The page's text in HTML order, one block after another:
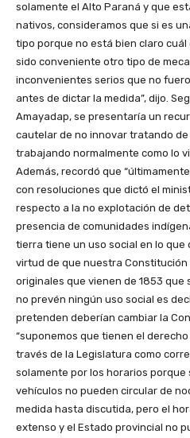
solamente el Alto Paraná y que
nativos, consideramos que si es
tipo porque no está bien claro
sido conveniente otro tipo de
inconvenientes serios que no
antes de dictar la medida”, dijo.
Amayadap, se presentaría un
cautelar de no innovar tratando
trabajando normalmente como lo
Además, recordó que
con resoluciones que dictó el
respecto a la no explotación de
presencia de comunidades
tierra tiene un uso social en lo
virtud de que nuestra
originales que vienen de 1853
no prevén ningún uso social es
pretenden deberían cambiar la
“suponemos que tienen el
través de la Legislatura como
solamente por los horarios porque
vehículos no pueden circular de
medida hasta discutida, pero el
extenso y el Estado provincial no